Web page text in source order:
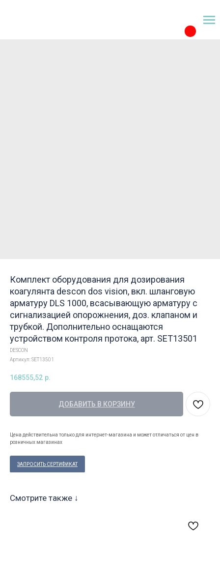
Комплект оборудования для дозирования
коагулянта descon dos vision, вкл. шланговую
арматуру DLS 1000, всасывающую арматуру с
сигнализацией опорожнения, доз. клапаном и
трубкой. Дополнительно оснащаются
устройством контроля протока, арт. SET13501
DESCON
Артикул:SET13501
168555,52 р.
ДОБАВИТЬ В КОРЗИНУ
Цена действительна только для интернет-магазина и может отличаться от цен в
розничных магазинах
ЗАПРОСИТЬ СЕРТИФИКАТ
Смотрите также ↓